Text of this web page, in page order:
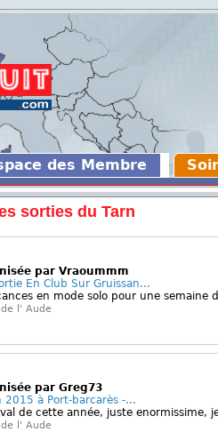
des Membre
sorties du Tarn
par Vraoummm
En Club Sur Gruissan...
en mode solo pour une semaine
l' Aude
par Greg73
2015 à Port-barcarès -...
de cette année, juste enormissime,
l' Aude